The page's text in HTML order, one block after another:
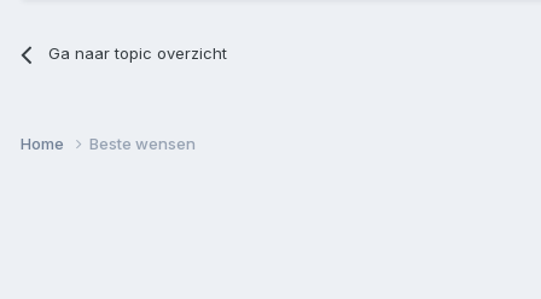
Ga naar topic overzicht
Home Beste wensen